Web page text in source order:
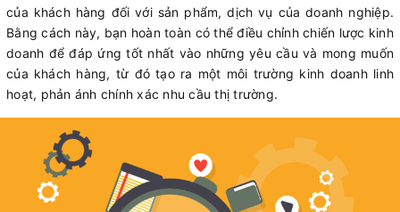
của khách hàng đối với sản phẩm, dịch vụ của doanh nghiệp.
Bằng cách này, bạn hoàn toàn có thể điều chỉnh chiến lược kinh
doanh để đáp ứng tốt nhất vào những yêu cầu và mong muốn
của khách hàng, từ đó tạo ra một môi trường kinh doanh linh
hoạt, phản ánh chính xác nhu cầu thị trường.